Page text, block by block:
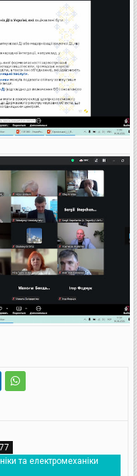
та електромеханіки